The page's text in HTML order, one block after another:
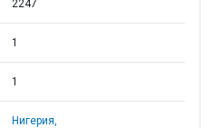
2247
1
1
Нигерия,